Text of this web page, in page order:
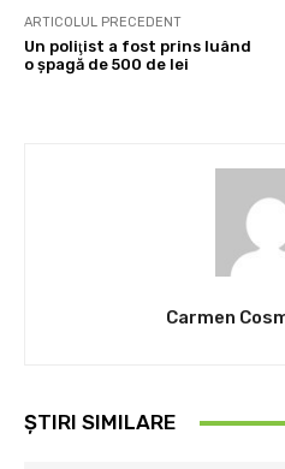
ARTICOLUL PRECEDENT
Un poliţist a fost prins luând
o şpagă de 500 de lei
Carmen
ȘTIRI SIMILARE